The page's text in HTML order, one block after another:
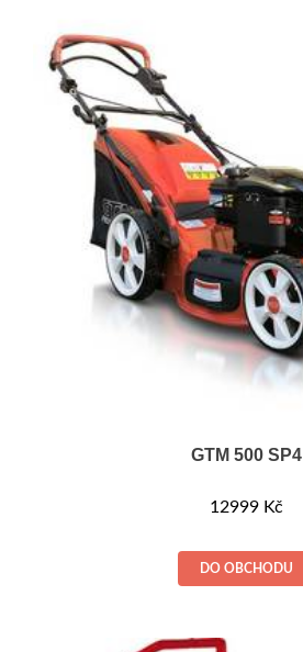
GTM 500 SP4
12999 Kč
DO OBCHODU